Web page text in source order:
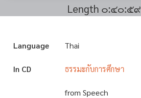
Length ๐:๔๐:๕๙
Language Thai
In CD ธรรมะกับการศึกษา
from Speech